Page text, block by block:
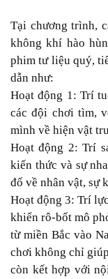
Tại chương trình,
không khí hào
phim tư liệu quý,
dẫn như:
Hoạt động 1: Trí
các đội chơi tìm,
mình về hiện vật
Hoạt động 2: Trí
kiến thức và sự
đố về nhân vật, sự
Hoạt động 3: Trí
khiển rô-bốt mô
từ miền Bắc vào
chơi không chỉ
còn kết hợp với